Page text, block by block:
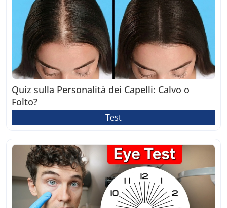
Quiz sulla Personalità dei Capelli: Calvo o
Folto?
Test